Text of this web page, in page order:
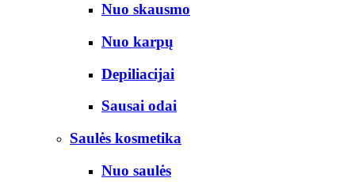
Nuo skausmo
Nuo karpų
Depiliacijai
Sausai odai
Saulės kosmetika
Nuo saulės